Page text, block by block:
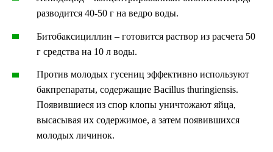
разводится 40-50 г на ведро воды.
Битобаксициллин – готовится раствор из расчета 50
г средства на 10 л воды.
Против молодых гусениц эффективно используют
бакпрепараты, содержащие Bacillus thuringiensis.
Появившиеся из спор клопы уничтожают яйца,
высасывая их содержимое, а затем появившихся
молодых личинок.